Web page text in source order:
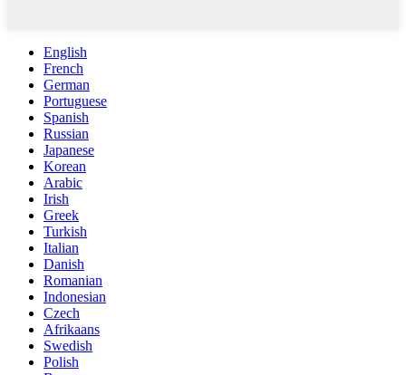
English
French
German
Portuguese
Spanish
Russian
Japanese
Korean
Arabic
Irish
Greek
Turkish
Italian
Danish
Romanian
Indonesian
Czech
Afrikaans
Swedish
Polish